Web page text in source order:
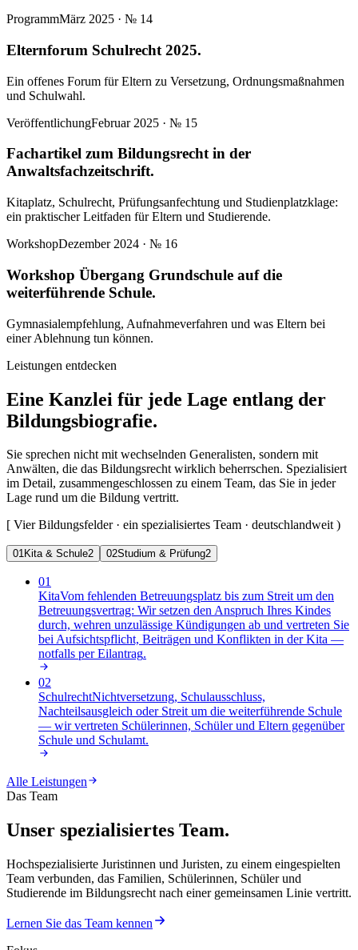
ProgrammMärz 2025 · № 14
Elternforum Schulrecht 2025.
Ein offenes Forum für Eltern zu Versetzung, Ordnungsmaßnahmen
und Schulwahl.
VeröffentlichungFebruar 2025 · № 15
Fachartikel zum Bildungsrecht in der
Anwaltsfachzeitschrift.
Kitaplatz, Schulrecht, Prüfungsanfechtung und Studienplatzklage:
ein praktischer Leitfaden für Eltern und Studierende.
WorkshopDezember 2024 · № 16
Workshop Übergang Grundschule auf die
weiterführende Schule.
Gymnasialempfehlung, Aufnahmeverfahren und was Eltern bei
einer Ablehnung tun können.
Leistungen entdecken
Eine Kanzlei für jede Lage entlang der
Bildungsbiografie.
Sie sprechen nicht mit wechselnden Generalisten, sondern mit
Anwälten, die das Bildungsrecht wirklich beherrschen. Spezialisiert
im Detail, zusammengeschlossen zu einem Team, das Sie in jeder
Lage rund um die Bildung vertritt.
[ Vier Bildungsfelder · ein spezialisiertes Team · deutschlandweit)
01Kita & Schule2 02Studium & Prüfung2
01
KitaVom fehlenden Betreuungsplatz bis zum Streit um den
Betreuungsvertrag: Wir setzen den Anspruch Ihres Kindes
durch, wehren unzulässige Kündigungen ab und vertreten Sie
bei Aufsichtspflicht, Beiträgen und Konflikten in der Kita —
notfalls per Eilantrag.
02
SchulrechtNichtversetzung, Schulausschluss,
Nachteilsausgleich oder Streit um die weiterführende Schule
— wir vertreten Schülerinnen, Schüler und Eltern gegenüber
Schule und Schulamt.
Alle Leistungen
Das Team
Unser spezialisiertes Team.
Hochspezialisierte Juristinnen und Juristen, zu einem eingespielten
Team verbunden, das Familien, Schülerinnen, Schüler und
Studierende im Bildungsrecht nach einer gemeinsamen Linie vertritt.
Lernen Sie das Team kennen